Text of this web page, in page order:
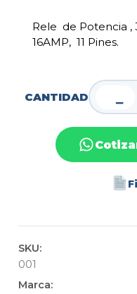
Rele de Potencia ,
16AMP, 11 Pines.
CANTIDAD −
SKU:
001
Marca: